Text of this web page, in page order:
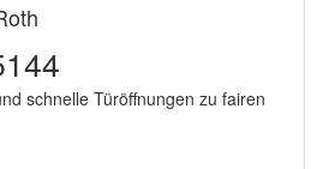
schnelle Türöffnungen zu fairen